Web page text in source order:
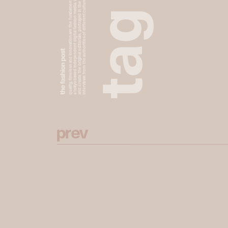
t
a
g
prev